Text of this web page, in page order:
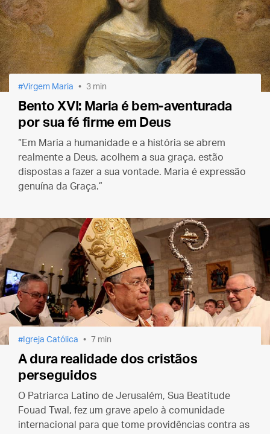
Virgem Maria 3 min
Bento XVI: Maria é bem-aventurada
por sua fé firme em Deus
“Em Maria a humanidade e a história se abrem
realmente a Deus, acolhem a sua graça, estão
dispostas a fazer a sua vontade. Maria é expressão
genuína da Graça.”
Igreja Católica 7 min
A dura realidade dos cristãos
perseguidos
O Patriarca Latino de Jerusalém, Sua Beatitude
Fouad Twal, fez um grave apelo à comunidade
internacional para que tome providências contra as